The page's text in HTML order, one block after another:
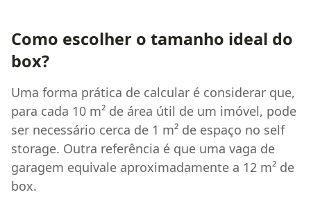
Como escolher o tamanho ideal do
box?
Uma forma prática de calcular é considerar que,
para cada 10 m² de área útil de um imóvel, pode
ser necessário cerca de 1 m² de espaço no self
storage. Outra referência é que uma vaga de
garagem equivale aproximadamente a 12 m² de
box.